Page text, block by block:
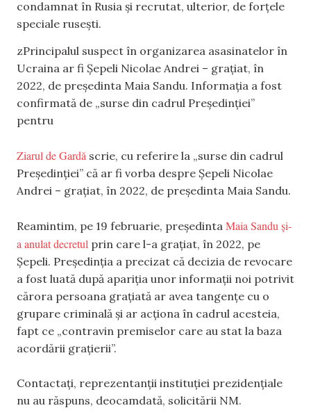
condamnat în Rusia și recrutat, ulterior, de forțele
speciale rusești.
zPrincipalul suspect în organizarea asasinatelor în
Ucraina ar fi Șepeli Nicolae Andrei – grațiat, în
2022, de președinta Maia Sandu. Informația a fost
confirmată de „surse din cadrul Președinției”
pentru
Ziarul de Gardă scrie, cu referire la „surse din cadrul
Președinției” că ar fi vorba despre Șepeli Nicolae
Andrei – grațiat, în 2022, de președinta Maia Sandu.
Reamintim, pe 19 februarie, președinta Maia Sandu și-
a anulat decretul prin care l-a grațiat, în 2022, pe
Șepeli. Președinția a precizat că decizia de revocare
a fost luată după apariția unor informații noi potrivit
cărora persoana grațiată ar avea tangențe cu o
grupare criminală și ar acționa în cadrul acesteia,
fapt ce „contravin premiselor care au stat la baza
acordării grațierii”.
Contactați, reprezentanții instituției prezidențiale
nu au răspuns, deocamdată, solicitării NM.